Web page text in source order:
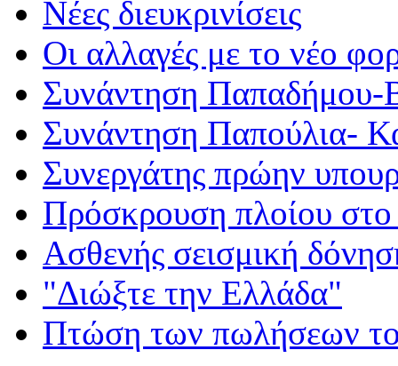
Νέες διευκρινίσεις
Οι αλλαγές με το νέο
Συνάντηση Παπαδήμου-
Συνάντηση Παπούλια-
Συνεργάτης πρώην
Πρόσκρουση πλοίου στο
Ασθενής σεισμική
"Διώξτε την Ελλάδα"
Πτώση των πωλήσεων